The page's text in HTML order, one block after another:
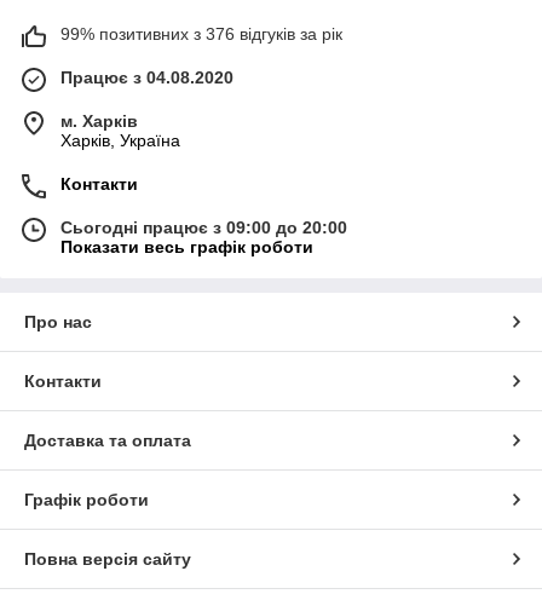
99% позитивних з 376 відгуків за рік
Працює з 04.08.2020
м. Харків
Харків, Україна
Контакти
Сьогодні працює з 09:00 до 20:00
Показати весь графік роботи
Про нас
Контакти
Доставка та оплата
Графік роботи
Повна версія сайту